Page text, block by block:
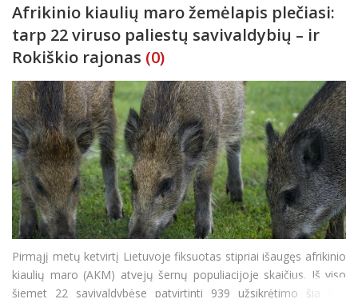
Afrikinio kiaulių maro žemėlapis plečiasi:
tarp 22 viruso paliestų savivaldybių – ir
Rokiškio rajonas (0)
Pirmąjį metų ketvirtį Lietuvoje fiksuotas stipriai išaugęs afrikinio
kiaulių maro (AKM) atvejų šernų populiacijoje skaičius. Iš viso
šiemet 22 savivaldybėse patvirtinti 939 užsikrėtimo šia liga